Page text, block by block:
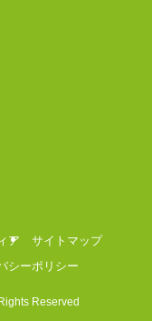
ア
サイトマップ
シーポリシー
Reserved